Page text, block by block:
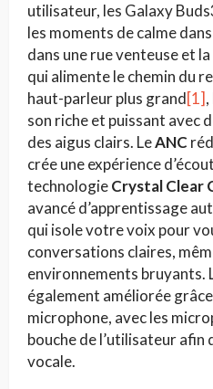
utilisateur, les Galaxy
les moments de calme
dans une rue venteuse et
qui alimente le chemin du
haut-parleur plus grand[1]
son riche et puissant avec
des aigus clairs. LeANC
crée une expérience
technologieCrystal Clear
avancé d’apprentissage
qui isole votre voix pour
conversations claires,
environnements bruyants.
également améliorée
microphone, avec les
bouche de l’utilisateur afin
vocale.